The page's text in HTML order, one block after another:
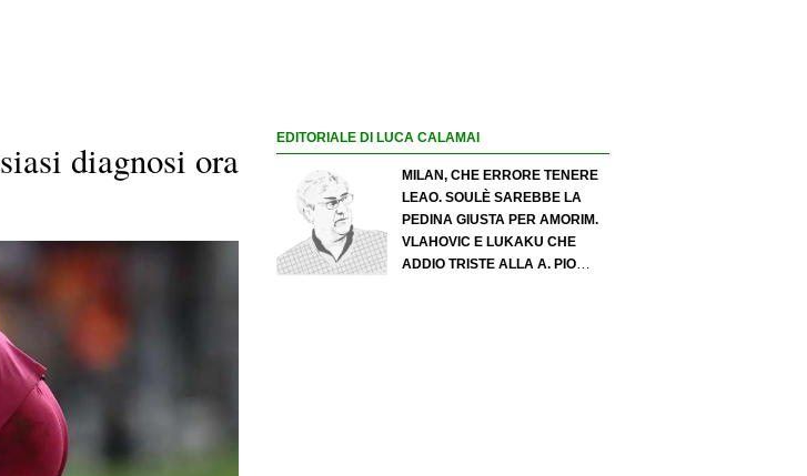
diagnosi ora
EDITORIALE DI LUCA CALAMAI
MILAN, CHE ERRORE TENERE
LEAO. SOULÈ SAREBBE LA
PEDINA GIUSTA PER AMORIM.
VLAHOVIC E LUKAKU CHE
ADDIO TRISTE ALLA A. PIO